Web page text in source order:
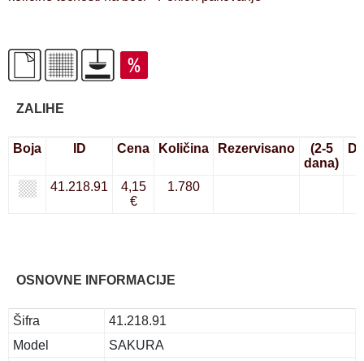
ZALIHE
Boja ID Cena Količina Rezervisano
(2-5
dana)
41.218.91
4,15
€
1.780
OSNOVNE INFORMACIJE
Šifra
41.218.91
Model
SAKURA